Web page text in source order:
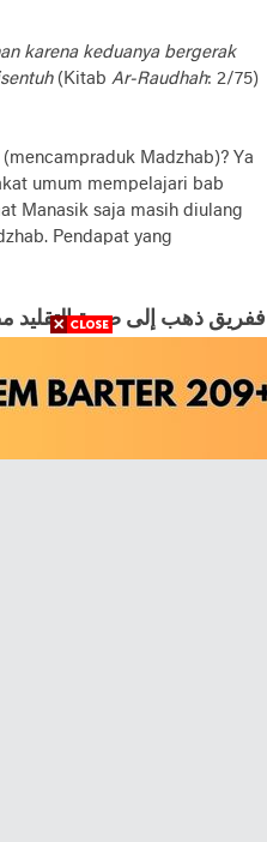
karena keduanya bergerak
(Kitab Ar-Raudhah: 2/75)
Madzhab)? Ya
umum mempelajari bab
Manasik saja masih diulang
Pendapat yang
ﻓﻔﺮﻳﻖ ﺫﻫﺐ ﺇﻟﻰ ﺻﺤﺔ اﻟﺘﻘﻠﻴﺪ
اﻟﻮﺟﻪ اﻟﻤﺬﻛﻮﺭ ﻭﺇﻟﻰ ﺫﻟﻚ ﺫﻫﺐ
ﻣﻄﻠﻘﺎ